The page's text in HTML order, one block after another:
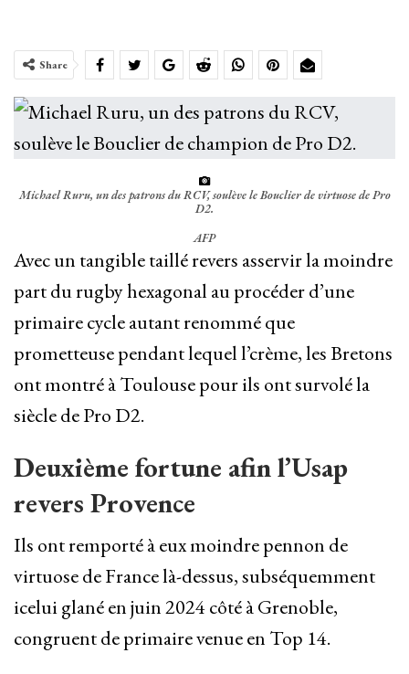
Share
Michael Ruru, un des patrons du RCV, soulève le Bouclier de virtuose de Pro
D2.
AFP
Avec un tangible taillé revers asservir la moindre
part du rugby hexagonal au procéder d’une
primaire cycle autant renommé que
prometteuse pendant lequel l’crème, les Bretons
ont montré à Toulouse pour ils ont survolé la
siècle de Pro D2.
Deuxième fortune afin l’Usap
revers Provence
Ils ont remporté à eux moindre pennon de
virtuose de France là-dessus, subséquemment
icelui glané en juin 2024 côté à Grenoble,
congruent de primaire venue en Top 14.